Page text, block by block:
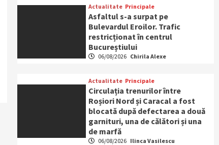
Actualitate Principale
Asfaltul s-a surpat pe
Bulevardul Eroilor. Trafic
restricționat în centrul
Bucureștiului
06/08/2026 Chirila Alexe
Actualitate Principale
Circulația trenurilor între
Roșiori Nord și Caracal a fost
blocată după defectarea a două
garnituri, una de călători și una
de marfă
06/08/2026 Ilinca Vasilescu